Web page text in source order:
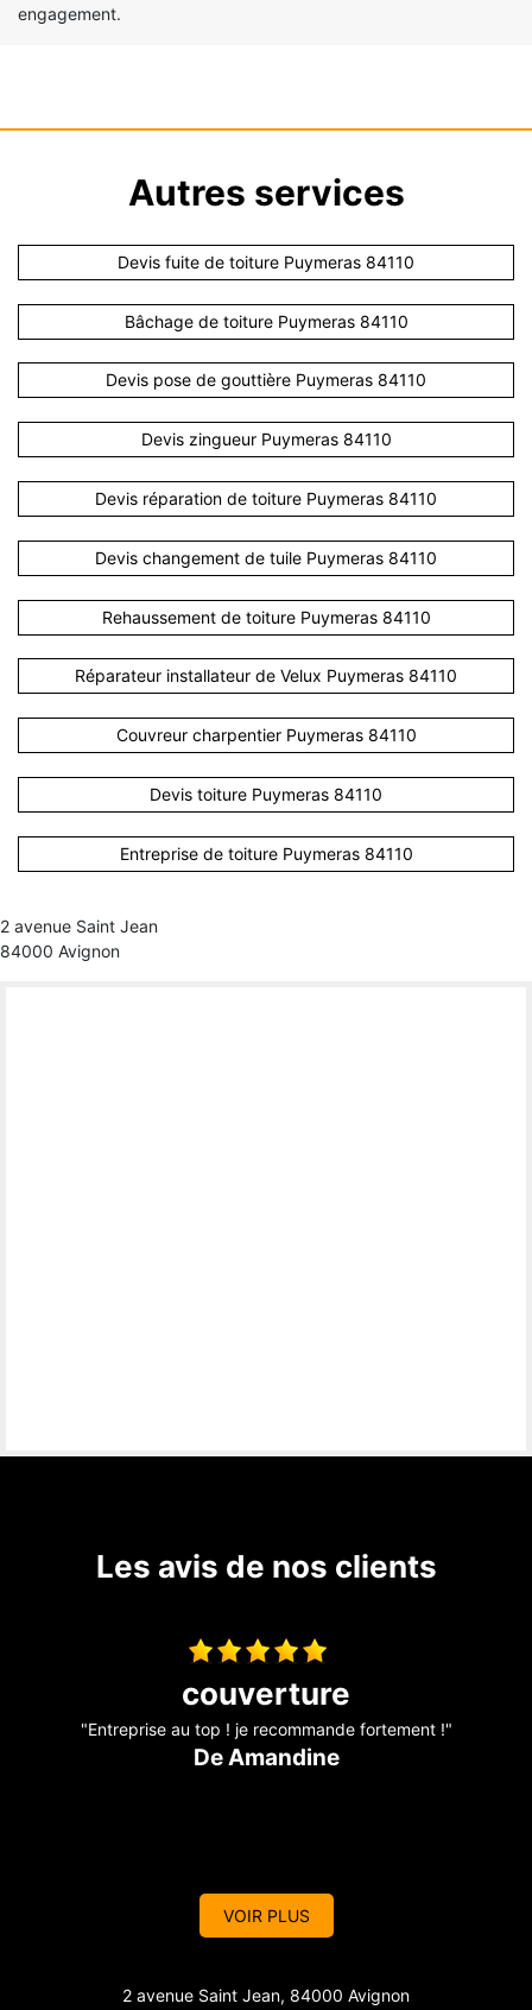
engagement.
Autres services
Devis fuite de toiture Puymeras 84110
Bâchage de toiture Puymeras 84110
Devis pose de gouttière Puymeras 84110
Devis zingueur Puymeras 84110
Devis réparation de toiture Puymeras 84110
Devis changement de tuile Puymeras 84110
Rehaussement de toiture Puymeras 84110
Réparateur installateur de Velux Puymeras 84110
Couvreur charpentier Puymeras 84110
Devis toiture Puymeras 84110
Entreprise de toiture Puymeras 84110
2 avenue Saint Jean
84000 Avignon
Les avis de nos clients
travaux de couverture
"Entreprise sérieuse et réactive, je recommande !!"
De Marine
VOIR PLUS
2 avenue Saint Jean, 84000 Avignon